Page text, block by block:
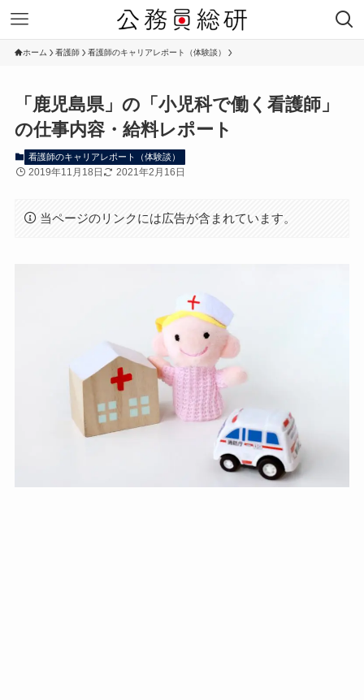
ホーム 看護師 看護師のキャリアレポート（体験談）
「鹿児島県」の「小児科で働く看護師」
の仕事内容・給料レポート
看護師のキャリアレポート（体験談）
2019年11月18日 2021年2月16日
当ページのリンクには広告が含まれています。